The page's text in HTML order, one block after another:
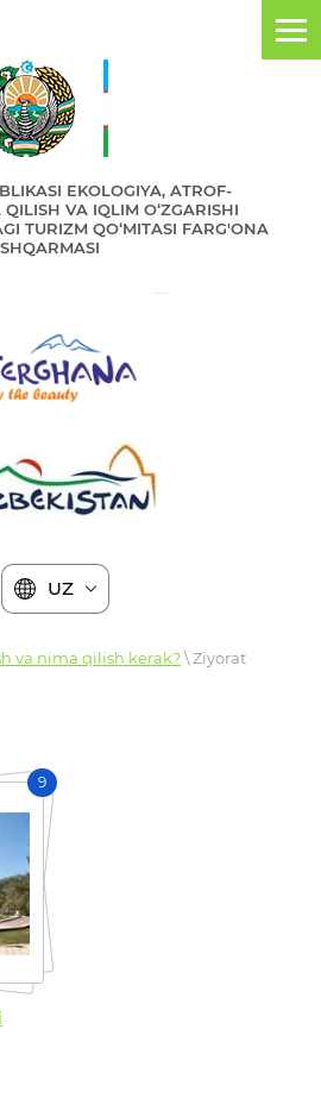
EKOLOGIYA, ATROF-
VA IQLIM O‘ZGARISHI
TURIZM QO‘MITASI FARG'ONA
UZ
va nima qilish kerak?\ Ziyorat
9